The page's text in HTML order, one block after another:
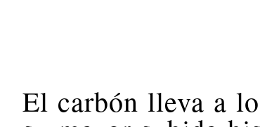
El carbón lleva a